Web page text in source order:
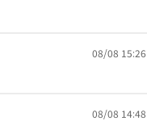
08/08 15:26
08/08 14:48